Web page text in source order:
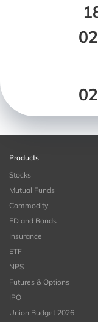
Products
Stocks
Mutual Funds
Commodity
FD and Bonds
Insurance
ETF
NPS
Futures & Options
IPO
Union Budget 2026